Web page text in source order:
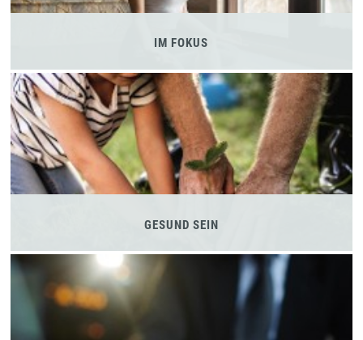
IM FOKUS
GESUND SEIN